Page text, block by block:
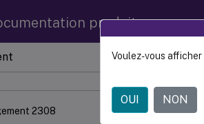
produit
2308
Ce contenu a
Profile
Voulez-vous
OUI NON